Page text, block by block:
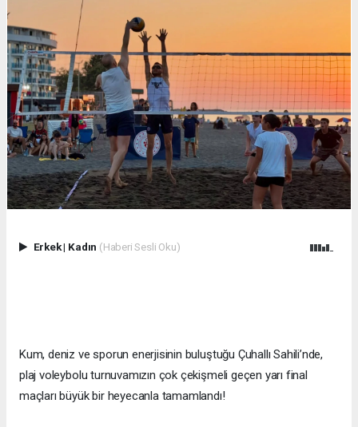
Erkek| Kadın (Haberi Sesli Oku)
Kum, deniz ve sporun enerjisinin buluştuğu Çuhallı Sahili’nde,
plaj voleybolu turnuvamızın çok çekişmeli geçen yarı final
maçları büyük bir heyecanla tamamlandı!